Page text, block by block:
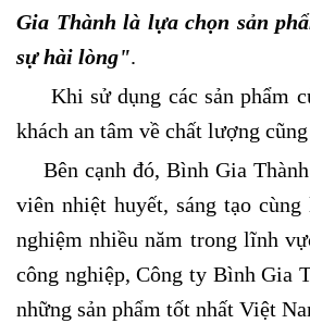
Gia Thành là lựa chọn sản
sự hài lòng".
Khi sử dụng các sản phẩm
khách an tâm về chất lượng
Bên cạnh đó, Bình Gia
viên nhiệt huyết, sáng tạo
nghiệm nhiều năm trong lĩnh
công nghiệp, Công ty Bình Gia
những sản phẩm tốt nhất Việt